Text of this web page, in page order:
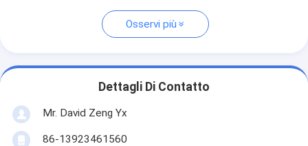
Osservi più
Dettagli Di Contatto
Mr. David Zeng Yx
86-13923461560